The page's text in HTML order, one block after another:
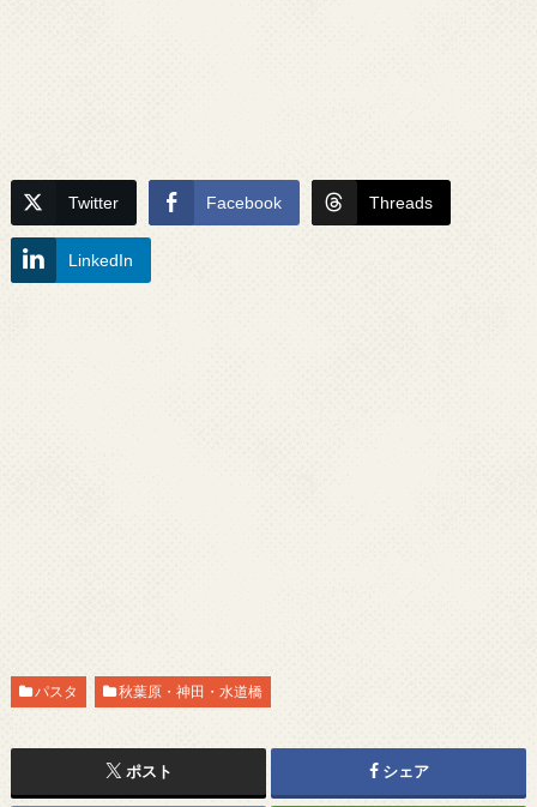
Twitter Facebook Threads
LinkedIn
パスタ 秋葉原・神田・水道橋
ポスト シェア